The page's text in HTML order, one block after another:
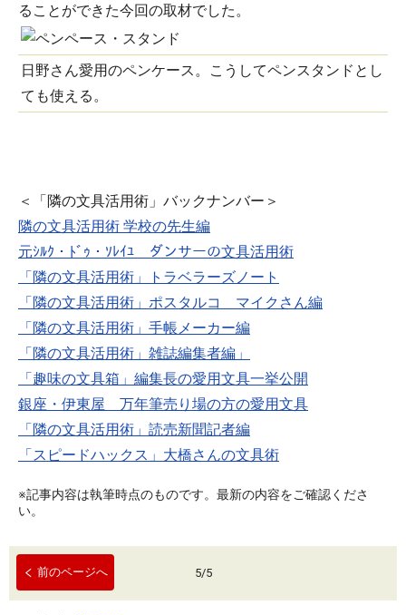
ることができた今回の取材でした。
日野さん愛用のペンケース。こうしてペンスタンドとし
ても使える。
＜「隣の文具活用術」バックナンバー＞
隣の文具活用術 学校の先生編
元ｼﾙｸ・ﾄﾞｩ・ｿﾚｲﾕ ダンサーの文具活用術
「隣の文具活用術」トラベラーズノート
「隣の文具活用術」ポスタルコ マイクさん編
「隣の文具活用術」手帳メーカー編
「隣の文具活用術」雑誌編集者編」
「趣味の文具箱」編集長の愛用文具一挙公開
銀座・伊東屋 万年筆売り場の方の愛用文具
「隣の文具活用術」読売新聞記者編
「スピードハックス」大橋さんの文具術
※記事内容は執筆時点のものです。最新の内容をご確認くださ
い。
前のページへ 5/5